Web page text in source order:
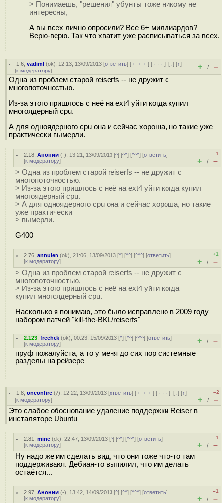
> Понимаешь, "решения" убунты тоже никому не
интересны,
А вы всех лично опросили? Все 6+ миллиардов?
Верю-верю. Так что хватит уже расписываться за всех.
1.6 ,vadiml (ok), 12:13, 13/09/2013 [ответить] [ ﹢﹢﹢] [ · · ·][↓] [↑]
[к модератору] + / –
Одна из проблем старой reiserfs -- не дружит с
многопоточностью.
Из-за этого пришлось с неё на ext4 уйти когда купил
многоядерный cpu.
А для одноядерного cpu она и сейчас хороша, но такие уже
практически вымерли.
2.18 ,Аноним (-), 13:21, 13/09/2013 [^] [^^] [^^^] [ответить]
[к модератору]
–1
+ / –
> Одна из проблем старой reiserfs -- не дружит с
многопоточностью.
> Из-за этого пришлось с неё на ext4 уйти когда купил
многоядерный cpu.
> А для одноядерного cpu она и сейчас хороша, но такие
уже практически
> вымерли.
G400
2.76 ,annulen (ok), 21:06, 13/09/2013 [^] [^^] [^^^] [ответить]
[к модератору]
+1
+ / –
> Одна из проблем старой reiserfs -- не дружит с
многопоточностью.
> Из-за этого пришлось с неё на ext4 уйти когда
купил многоядерный cpu.
Насколько я понимаю, это было исправлено в 2009 году
набором патчей "kill-the-BKL/reiserfs"
2.123 ,freehck (ok), 00:23, 15/09/2013 [^] [^^] [^^^] [ответить]
[к модератору] + / –
пруф пожалуйста, а то у меня до сих пор системные
разделы на рейзере
1.8 ,oneonfire (?), 12:22, 13/09/2013 [ответить] [ ﹢﹢﹢] [ · · ·][↓] [↑]
[к модератору]
–2
+ / –
Это слабое обоснование удаление поддержки Reiser в
инсталяторе Ubuntu
2.81 ,mine (ok), 22:47, 13/09/2013 [^] [^^] [^^^] [ответить]
[к модератору]
–1
+ / –
Ну надо же им сделать вид, что они тоже что-то там
поддерживают. Дебиан-то выпилил, что им делать
остаётся...
2.97 ,Аноним (-), 13:42, 14/09/2013 [^] [^^] [^^^] [ответить]
[к модератору]
–1
+ / –